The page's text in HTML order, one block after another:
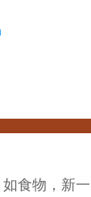
食物，新